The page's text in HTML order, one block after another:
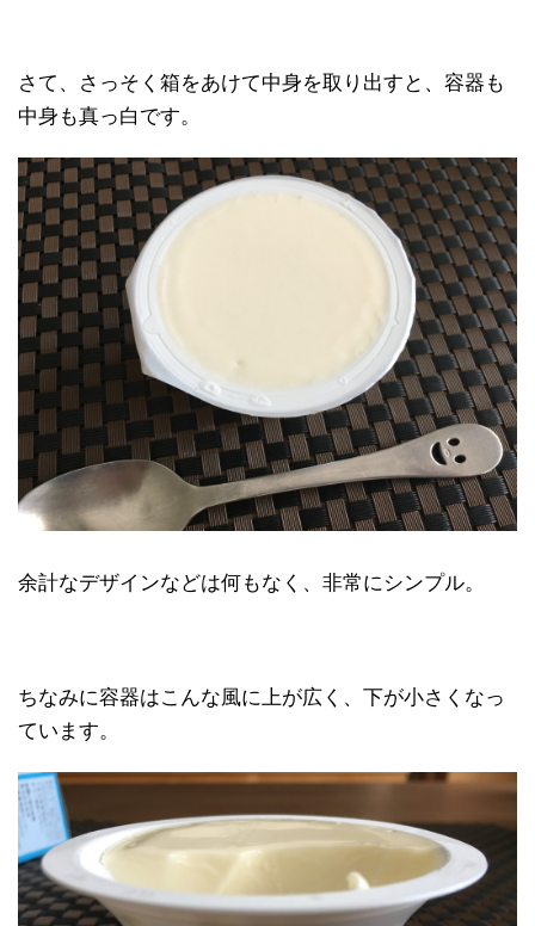
さて、さっそく箱をあけて中身を取り出すと、容器も
中身も真っ白です。
余計なデザインなどは何もなく、非常にシンプル。
ちなみに容器はこんな風に上が広く、下が小さくなっ
ています。